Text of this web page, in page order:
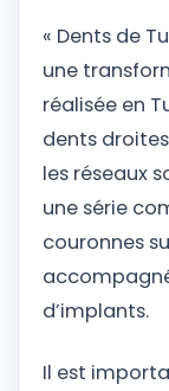
« Dents de
une
réalisée en
dents
les réseaux
une série
couronnes
d’implants.
Il est